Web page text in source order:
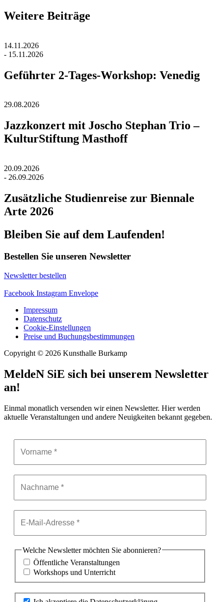
Weitere Beiträge
14.11.2026
- 15.11.2026
Geführter 2-Tages-Workshop: Venedig
29.08.2026
Jazzkonzert mit Joscho Stephan Trio –
KulturStiftung Masthoff
20.09.2026
- 26.09.2026
Zusätzliche Studienreise zur Biennale
Arte 2026
Bleiben Sie auf dem Laufenden!
Bestellen Sie unseren Newsletter
Newsletter bestellen
Facebook Instagram Envelope
Impressum
Datenschutz
Cookie-Einstellungen
Preise und Buchungsbestimmungen
Copyright © 2026 Kunsthalle Burkamp
MeldeN SiE sich bei unserem Newsletter
an!
Einmal monatlich versenden wir einen Newsletter. Hier werden
aktuelle Veranstaltungen und andere Neuigkeiten bekannt gegeben.
Welche Newsletter möchten Sie abonnieren?
Öffentliche Veranstaltungen
Workshops und Unterricht